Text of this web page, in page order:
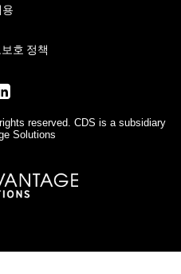
용
호 정책
reserved. CDS is a subsidiary
Solutions